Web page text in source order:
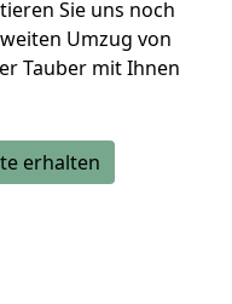
Sie uns noch
Umzug von
Tauber mit Ihnen
erhalten